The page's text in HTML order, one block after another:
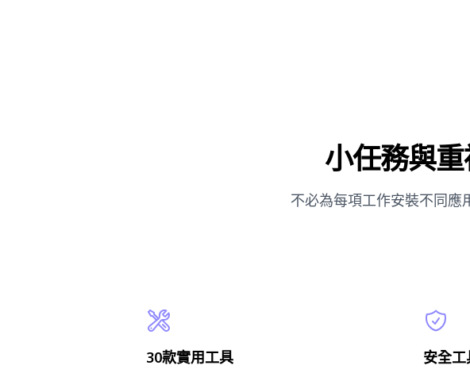
小任務與
不必為每項工作安裝不同應
30款實用工具 安全工